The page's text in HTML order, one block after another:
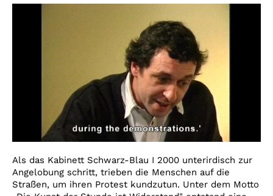
Als das Kabinett Schwarz-Blau I 2000 unterirdisch zur
Angelobung schritt, trieben die Menschen auf die
Straßen, um ihren Protest kundzutun. Unter dem Motto